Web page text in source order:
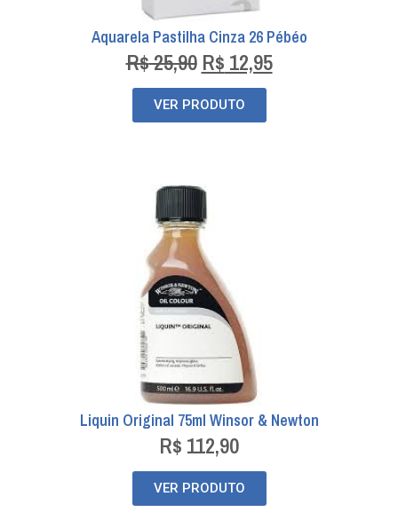
Aquarela Pastilha Cinza 26 Pébéo
R$25,90 R$ 12,95
VER PRODUTO
Liquin Original 75ml Winsor & Newton
R$ 112,90
VER PRODUTO